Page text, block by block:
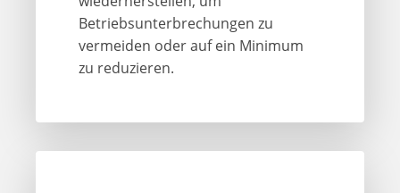
Betriebsunterbrechungen zu
vermeiden oder auf ein Minimum
zu reduzieren.